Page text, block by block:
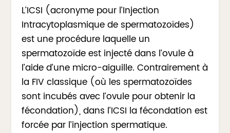
L’ICSI (acronyme pour l’Injection
Intracytoplasmique de spermatozoïdes)
est une procédure laquelle un
spermatozoïde est injecté dans l’ovule à
l’aide d’une micro-aiguille. Contrairement à
la FIV classique (où les spermatozoïdes
sont incubés avec l’ovule pour obtenir la
fécondation), dans l’ICSI la fécondation est
forcée par l’injection spermatique.